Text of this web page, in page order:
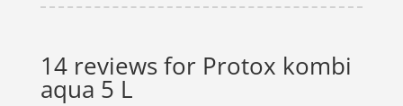
14 reviews for Protox kombi
aqua 5 L